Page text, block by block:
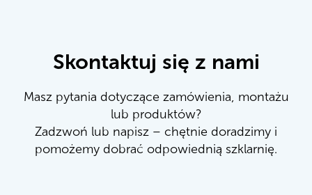
Skontaktuj się z nami
Masz pytania dotyczące zamówienia, montażu
lub produktów?
Zadzwoń lub napisz – chętnie doradzimy i
pomożemy dobrać odpowiednią szklarnię.